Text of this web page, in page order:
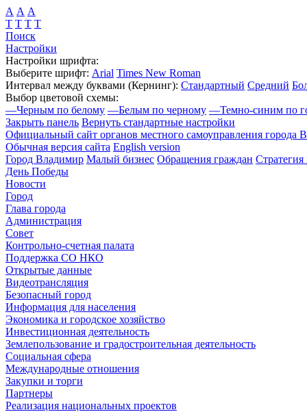
А А А
Т Т Т Т
Поиск
Настройки
Настройки шрифта:
Выберите шрифт: Arial Times New Roman
Интервал между буквами (Кернинг): Стандартный Средний
Выбор цветовой схемы:
—Черным по белому —Белым по черному —Темно-синим по
Закрыть панель Вернуть стандартные настройки
Официальный сайт органов местного самоуправления города
Обычная версия сайта English version
Город Владимир Малый бизнес Обращения граждан Стратегия
День Победы
Новости
Город
Глава города
Администрация
Совет
Контрольно-счетная палата
Поддержка СО НКО
Открытые данные
Видеотрансляция
Безопасный город
Информация для населения
Экономика и городское хозяйство
Инвестиционная деятельность
Землепользование и градостроительная деятельность
Социальная сфера
Международные отношения
Закупки и торги
Партнеры
Реализация национальных проектов